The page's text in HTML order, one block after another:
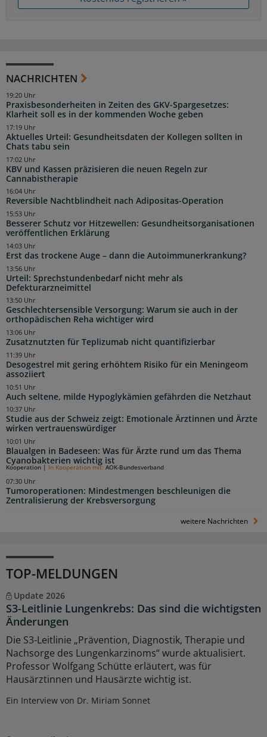
NACHRICHTEN
Praxisbesonderheiten in Zeiten des GKV-Spargesetzes:
Klarheit soll es in der kommenden Woche geben
19:20 Uhr
Aktuelles Urteil: Gesundheitsdaten der Kollegen sollten in
Chats tabu sein
17:19 Uhr
KBV und Kassen präzisieren die neuen Regeln zur
Cannabistherapie
17:02 Uhr
Reversible Nachtblindheit nach Adipositas-Operation
16:04 Uhr
Besserer Schutz vor Hitzewellen: Gesundheitsorganisationen
veröffentlichen Erklärung
15:53 Uhr
Erst das trockene Auge – dann die Autoimmunerkrankung?
14:03 Uhr
Urteil: Sprechstundenbedarf nicht mehr als
Defekturarzneimittel
13:56 Uhr
Geschlechtersensible Versorgung: Warum sie auch in der
orthopädischen Reha wichtiger wird
13:50 Uhr
Zusatznutzten für Teplizumab nicht quantifizierbar
13:06 Uhr
Desogestrel mit gering erhöhtem Risiko für ein Meningeom
assoziiert
11:39 Uhr
Auch seltene, milde Hypoglykämien gefährden die Netzhaut
10:51 Uhr
Studie aus der Schweiz zeigt: Emotionale Ärztinnen und Ärzte
wirken vertrauenswürdiger
10:37 Uhr
Blaualgen in Badeseen: Was für Ärzte rund um das Thema
Cyanobakterien wichtig ist
10:01 Uhr
Tumoroperationen: Mindestmengen beschleunigen die
Zentralisierung der Krebsversorgung
Kooperation | In Kooperation mit: AOK-Bundesverband
07:30 Uhr
weitere Nachrichten
TOP-MELDUNGEN
Update 2026
S3-Leitlinie Lungenkrebs: Das sind die wichtigsten
Änderungen
Die S3-Leitlinie „Prävention, Diagnostik, Therapie und
Nachsorge des Lungenkarzinoms“ wurde aktualisiert.
Professor Wolfgang Schütte erläutert, was für
Hausärztinnen und Hausärzte wichtig ist.
Ein Interview von Dr. Miriam Sonnet